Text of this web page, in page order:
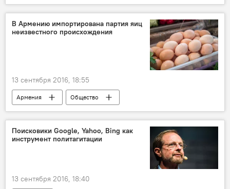
В Армению импортирована партия яиц
неизвестного происхождения
13 сентября 2016, 18:55
Армения Общество
Поисковики Google, Yahoo, Bing как
инструмент политагитации
13 сентября 2016, 18:40